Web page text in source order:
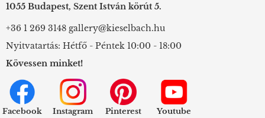
1055 Budapest, Szent István körút 5.
+36 1 269 3148 gallery@kieselbach.hu
Nyitvatartás: Hétfő - Péntek 10:00 - 18:00
Kövessen minket!
Facebook Instagram Pinterest Youtube